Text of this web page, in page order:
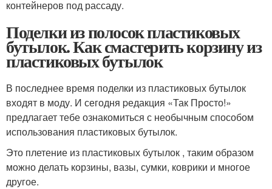
контейнеров под рассаду.
Поделки из полосок пластиковых
бутылок. Как смастерить корзину из
пластиковых бутылок
В последнее время поделки из пластиковых бутылок
входят в моду. И сегодня pедакция «Так Просто!»
предлагает тебе ознакомиться с необычным способом
использования пластиковых бутылок.
Это плетение из пластиковых бутылок , таким образом
можно делать корзины, вазы, сумки, коврики и многое
другое.